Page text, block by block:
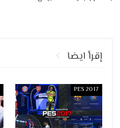
إقرأ ايضا
PES 2017